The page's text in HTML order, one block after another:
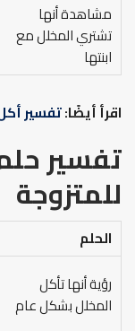
مشاهدة أنها
تشتري المخلل مع
ابنتها
اقرأ أيضًا:تفسير
تفسير
للمتزوجة
الحلم
رؤية أنها تأكل
المخلل بشكل عام